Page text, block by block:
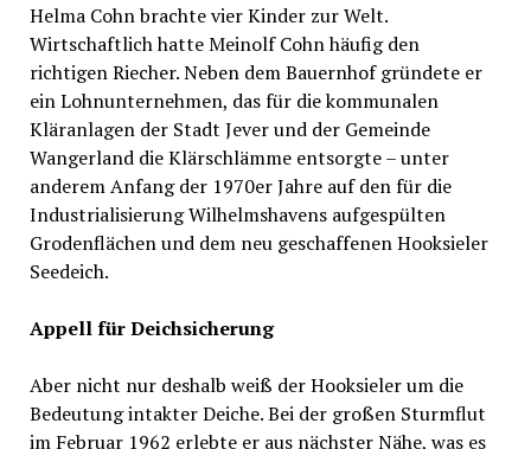
Helma Cohn brachte vier Kinder zur Welt.
Wirtschaftlich hatte Meinolf Cohn häufig den
richtigen Riecher. Neben dem Bauernhof gründete er
ein Lohnunternehmen, das für die kommunalen
Kläranlagen der Stadt Jever und der Gemeinde
Wangerland die Klärschlämme entsorgte – unter
anderem Anfang der 1970er Jahre auf den für die
Industrialisierung Wilhelmshavens aufgespülten
Grodenflächen und dem neu geschaffenen Hooksieler
Seedeich.
Appell für Deichsicherung
Aber nicht nur deshalb weiß der Hooksieler um die
Bedeutung intakter Deiche. Bei der großen Sturmflut
im Februar 1962 erlebte er aus nächster Nähe, was es